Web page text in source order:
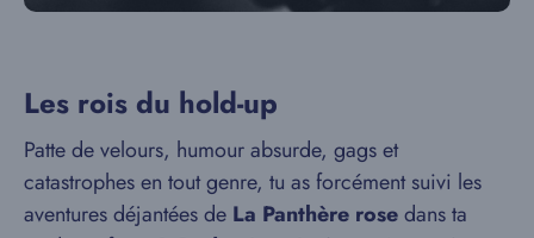
Les rois du hold-up
Patte de velours, humour absurde, gags et
catastrophes en tout genre, tu as forcément suivi les
aventures déjantées de La Panthère rosedans ta